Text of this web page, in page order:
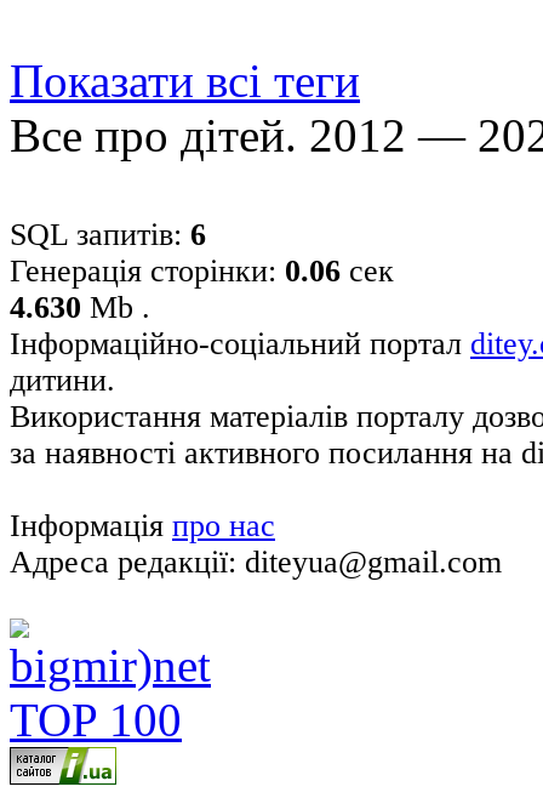
Показати всі теги
Все про дітей. 2012 —
SQL запитів: 6
Генерація сторінки: 0.06 сек
4.630 Mb .
Інформаційно-соціальний портал
дитини.
Використання матеріалів порталу
за наявності активного посилання на
Інформація про нас
Адреса редакції: diteyua@gmail.com